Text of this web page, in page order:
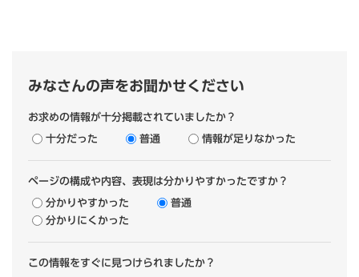
みなさんの声をお聞かせください
お求めの情報が十分掲載されていましたか？
十分だった 普通 情報が足りなかった
ページの構成や内容、表現は分かりやすかったですか？
分かりやすかった
普通
分かりにくかった
この情報をすぐに見つけられましたか？